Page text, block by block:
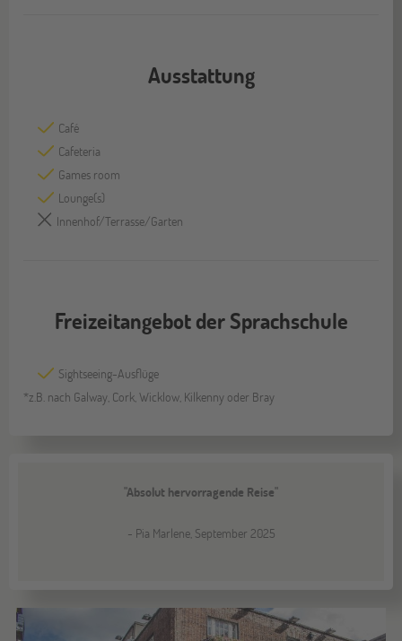
Ausstattung
Café
Cafeteria
Games room
Lounge(s)
Innenhof/Terrasse/Garten
Freizeitangebot der Sprachschule
Sightseeing-Ausflüge
*z.B. nach Galway, Cork, Wicklow, Kilkenny oder Bray
"Absolut hervorragende Reise"
- Pia Marlene, September 2025